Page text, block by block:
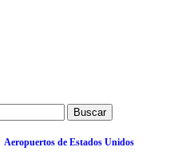
Aeropuertos de Estados Unidos